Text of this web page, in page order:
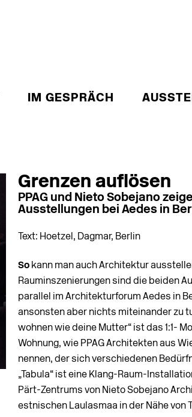
IM GESPRÄCH
Grenzen auflösen
PPAG und Nieto Sobejano
Ausstellungen bei Aedes in
Text: Hoetzel, Dagmar, Berlin
So kann man auch Architektur
Rauminszenierungen sind die beiden
parallel im Architekturforum Aedes in
ansonsten aber nichts miteinander zu
wohnen wie deine Mutter“ ist das 1:1-
Wohnung, wie PPAG Architekten aus
nennen, der sich verschiedenen
„Tabula“ ist eine Klang-Raum-
Pärt-Zentrums von Nieto Sobejano
estnischen Laulasmaa in der Nähe von